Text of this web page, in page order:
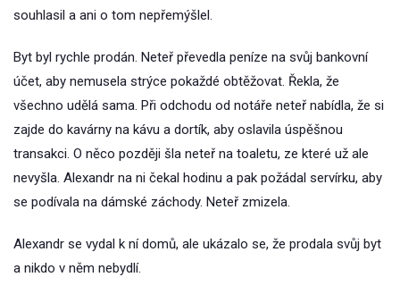
souhlasil a ani o tom nepřemýšlel.
Byt byl rychle prodán. Neteř převedla peníze na svůj bankovní
účet, aby nemusela strýce pokaždé obtěžovat. Řekla, že
všechno udělá sama. Při odchodu od notáře neteř nabídla, že si
zajde do kavárny na kávu a dortík, aby oslavila úspěšnou
transakci. O něco později šla neteř na toaletu, ze které už ale
nevyšla. Alexandr na ni čekal hodinu a pak požádal servírku, aby
se podívala na dámské záchody. Neteř zmizela.
Alexandr se vydal k ní domů, ale ukázalo se, že prodala svůj byt
a nikdo v něm nebydlí.